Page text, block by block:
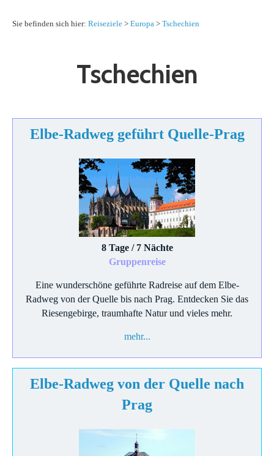
Sie befinden sich hier: Reiseziele > Europa > Tschechien
Tschechien
Elbe-Radweg geführt Quelle-Prag
8 Tage / 7 Nächte
Gruppenreise
Eine wunderschöne geführte Radreise auf dem Elbe-
Radweg von der Quelle bis nach Prag. Entdecken Sie das
Riesengebirge, traumhafte Natur und vieles mehr.
mehr...
Elbe-Radweg von der Quelle nach
Prag